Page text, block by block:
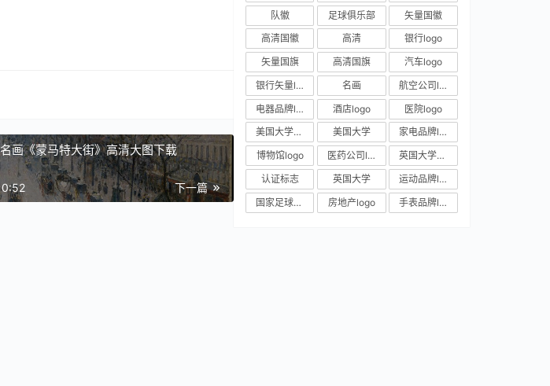
画《蒙马特大街》高清大图下载
下一篇
队徽
足球俱乐部
矢量国徽
高清国徽
高清
银行logo
矢量国旗
高清国旗
汽车logo
银行矢量logo
名画
航空公司logo
电器品牌logo
酒店logo
医院logo
美国大学校徽
美国大学
家电品牌logo
博物馆logo
医药公司logo
英国大学校徽
认证标志
英国大学
运动品牌logo
国家足球队队徽
房地产logo 手表品牌logo